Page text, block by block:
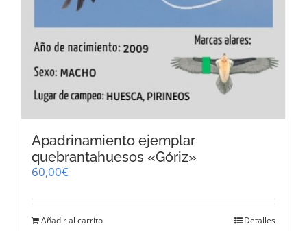
Apadrinamiento ejemplar
quebrantahuesos «Góriz»
60,00€
Añadir al carrito Detalles